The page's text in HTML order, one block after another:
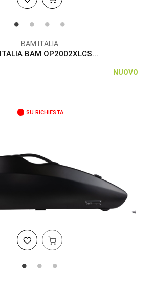
BAM ITALIA
BAM OP2002XLCS...
NUOVO
SU RICHIESTA